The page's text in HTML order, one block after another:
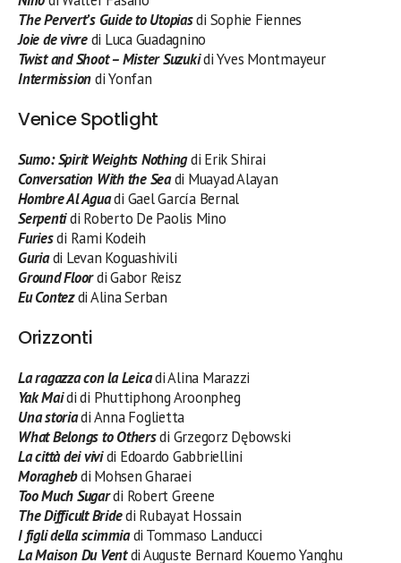
The Pervert’s Guide to Utopiasdi Sophie Fiennes
Joie de vivredi Luca Guadagnino
Twist and Shoot – Mister Suzukidi Yves Montmayeur
Intermissiondi Yonfan
Venice Spotlight
Sumo: Spirit Weights Nothingdi Erik Shirai
Conversation With the Seadi Muayad Alayan
Hombre Al Aguadi Gael García Bernal
Serpentidi Roberto De Paolis Mino
Furiesdi Rami Kodeih
Guriadi Levan Koguashivili
Ground Floordi Gabor Reisz
Eu Contezdi Alina Serban
Orizzonti
La ragazza con la Leicadi Alina Marazzi
Yak Maidi di Phuttiphong Aroonpheg
Una storiadi Anna Foglietta
What Belongs to Othersdi Grzegorz Dębowski
La città dei vividi Edoardo Gabbriellini
Moraghebdi Mohsen Gharaei
Too Much Sugardi Robert Greene
The Difficult Bridedi Rubayat Hossain
I figli della scimmiadi Tommaso Landucci
La Maison Du Ventdi Auguste Bernard Kouemo Yanghu